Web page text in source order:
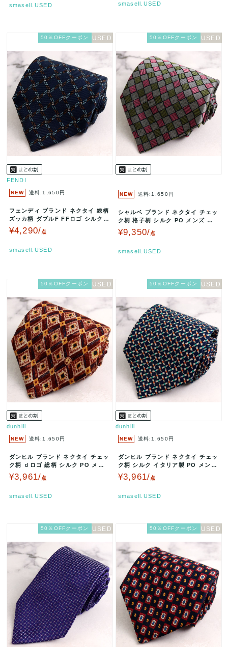
smasell.USED smasell.USED
50％OFFクーポン
FENDI
NEW 送料:1,650円
フェンディ ブランド ネクタイ 総柄
ズッカ柄 ダブルF FFロゴ シルク
イタリア製 PO メンズ…
¥4,290/点
smasell.USED
50％OFFクーポン
NEW 送料:1,650円
シャルベ ブランド ネクタイ チェッ
ク柄 格子柄 シルク PO メンズ グ
レー Charvet 世界…
¥9,350/点
smasell.USED
50％OFFクーポン
dunhill
NEW 送料:1,650円
ダンヒル ブランド ネクタイ チェッ
ク柄 ｄロゴ 総柄 シルク PO メン
ズ ブラウン dunhil…
¥3,961/点
smasell.USED
50％OFFクーポン
dunhill
NEW 送料:1,650円
ダンヒル ブランド ネクタイ チェッ
ク柄 シルク イタリア製 PO メンズ
ネイビー dunhill…
¥3,961/点
smasell.USED
50％OFFクーポン 50％OFFクーポン